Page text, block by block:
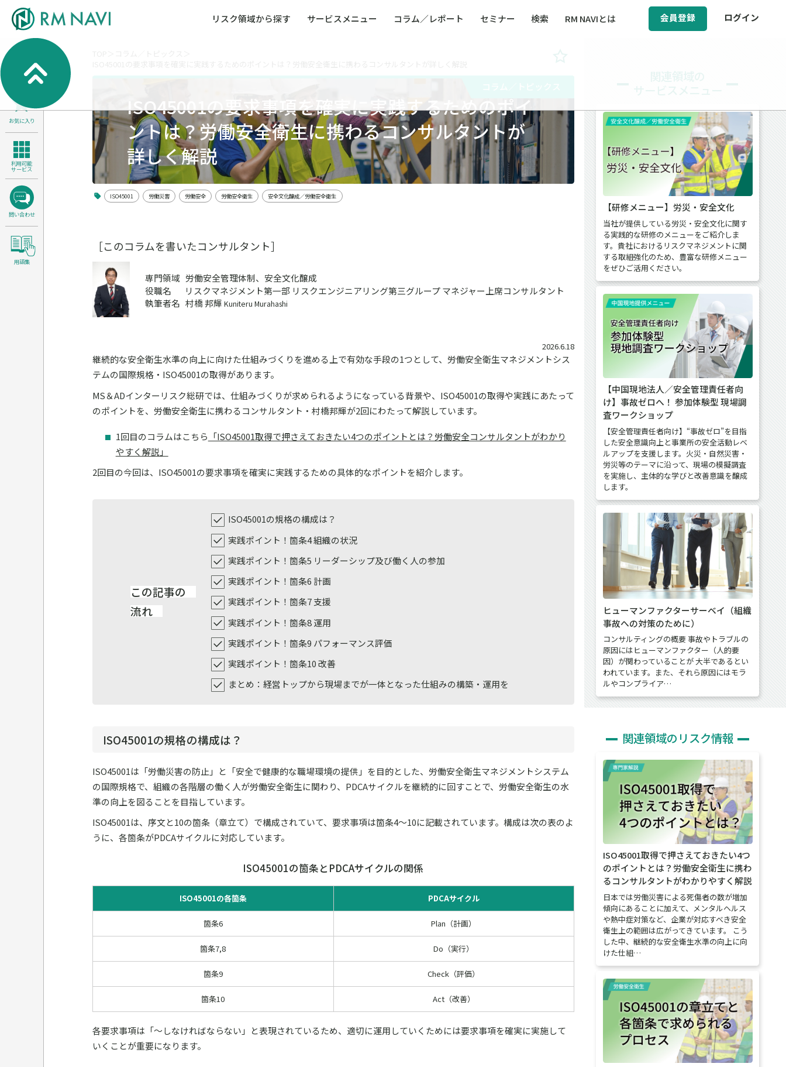
リスク領域から探す サービスメニュー コラム／レポート セミナー 検索 RM NAVIとは 会員登録 ログイン
BCP／BCM（事業継続マネジメント）
サステナビリティ経営支援
人権・人的資本課題解決支援
安全文化醸成／労働安全衛生
医療／介護／障害福祉／子ども・児童福祉等
全社的リスク管理（ERM）
危機管理
製品安全・食品安全
コンプライアンス・内部統制 海外
検索
お気に入り
利用可能
サービス
問い合わせ
用語集
ISO45001の要求事項を確実に実践するためのポイ
ントは？労働安全衛生に携わるコンサルタントが
詳しく解説
ISO45001 労働災害 労働安全 労働安全衛生 安全文化醸成／労働安全衛生
［このコラムを書いたコンサルタント］
専門領域 労働安全管理体制、安全文化醸成
役職名
リスクマネジメント第一部 リスクエンジニアリング第三グループ マネジャー上席コンサルタント
執筆者名 村橋 邦輝 Kuniteru Murahashi
2026.6.18
継続的な安全衛生水準の向上に向けた仕組みづくりを進める上で有効な手段の1つとして、労働安全衛生マネジメントシス
テムの国際規格・ISO45001の取得があります。
MS＆ADインターリスク総研では、仕組みづくりが求められるようになっている背景や、ISO45001の取得や実践にあたって
のポイントを、労働安全衛生に携わるコンサルタント・村橋邦輝が2回にわたって解説しています。
1回目のコラムはこちら 「ISO45001取得で押さえておきたい4つのポイントとは？労働安全コンサルタントがわかり
やすく解説」
2回目の今回は、ISO45001の要求事項を確実に実践するための具体的なポイントを紹介します。
この記事の
流れ
ISO45001の規格の構成は？
実践ポイント！箇条4 組織の状況
実践ポイント！箇条5 リーダーシップ及び働く人の参加
実践ポイント！箇条6 計画
実践ポイント！箇条7 支援
実践ポイント！箇条8 運用
実践ポイント！箇条9 パフォーマンス評価
実践ポイント！箇条10 改善
まとめ：経営トップから現場までが一体となった仕組みの構築・運用を
ISO45001の規格の構成は？
ISO45001は「労働災害の防止」と「安全で健康的な職場環境の提供」を目的とした、労働安全衛生マネジメントシステム
の国際規格で、組織の各階層の働く人が労働安全衛生に関わり、PDCAサイクルを継続的に回すことで、労働安全衛生の水
準の向上を図ることを目指しています。
ISO45001は、序文と10の箇条（章立て）で構成されていて、要求事項は箇条4～10に記載されています。構成は次の表のよ
うに、各箇条がPDCAサイクルに対応しています。
ISO45001の箇条とPDCAサイクルの関係
ISO45001の各箇条 PDCAサイクル
箇条6 Plan（計画）
箇条7,8 Do（実行）
箇条9 Check（評価）
箇条10 Act（改善）
各要求事項は「～しなければならない」と表現されているため、適切に運用していくためには要求事項を確実に実施して
いくことが重要になります。
【研修メニュー】労災・安全文化
当社が提供している労災・安全文化に関す
る実践的な研修のメニューをご紹介しま
す。貴社におけるリスクマネジメントに関
する取組強化のため、豊富な研修メニュー
をぜひご活用ください。
【中国現地法人／安全管理責任者向
け】事故ゼロへ！ 参加体験型 現場調
査ワークショップ
【安全管理責任者向け】“事故ゼロ”を目指
した安全意識向上と事業所の安全活動レベ
ルアップを支援します。火災・自然災害・
労災等のテーマに沿って、現場の模擬調査
を実施し、主体的な学びと改善意識を醸成
します。
ヒューマンファクターサーベイ（組織
事故への対策のために）
コンサルティングの概要 事故やトラブルの
原因にはヒューマンファクター（人的要
因）が関わっていることが 大半であるとい
われています。また、それら原因にはモラ
ルやコンプライア…
関連領域のリスク情報
ISO45001取得で押さえておきたい4つ
のポイントとは？労働安全衛生に携わ
るコンサルタントがわかりやすく解説
日本では労働災害による死傷者の数が増加
傾向にあることに加えて、メンタルヘルス
や熱中症対策など、企業が対応すべき安全
衛生上の範囲は広がってきています。 こう
した中、継続的な安全衛生水準の向上に向
けた仕組…